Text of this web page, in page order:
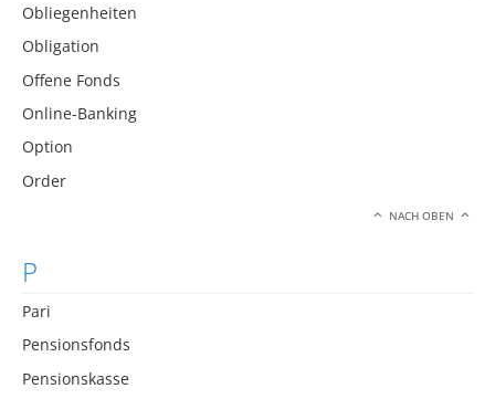
Obliegenheiten
Obligation
Offene Fonds
Online-Banking
Option
Order
NACH OBEN
P
Pari
Pensionsfonds
Pensionskasse